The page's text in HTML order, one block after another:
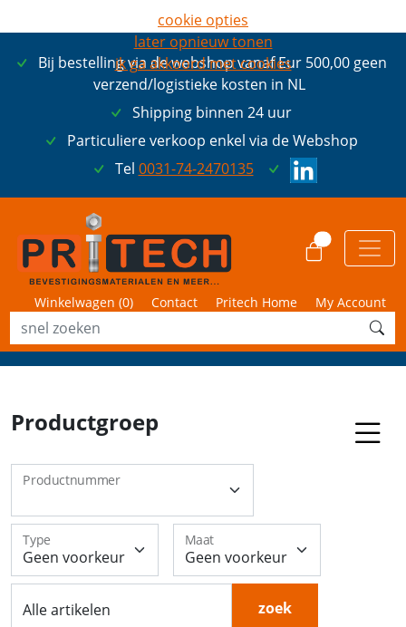
Bij bestelling via de webshop vanaf Eur 500,00 geen
verzend/logistieke kosten in NL
Shipping binnen 24 uur
Particuliere verkoop enkel via de Webshop
Tel 0031-74-2470135
Winkelwagen (0) Contact Pritech Home My Account
Productgroep
Productnummer
Type Maat
Alle artikelen zoek
cookie opties
later opnieuw tonen
ik ga akkoord met cookies